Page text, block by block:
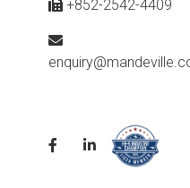
+852-2542-4409